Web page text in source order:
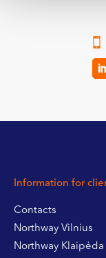
Information for
Contacts
Northway Vilnius
Northway Klaipėda